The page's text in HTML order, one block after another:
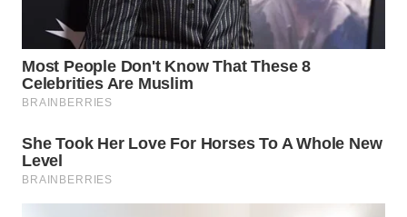
WAHANA
NEWS
WAHANA
TANI